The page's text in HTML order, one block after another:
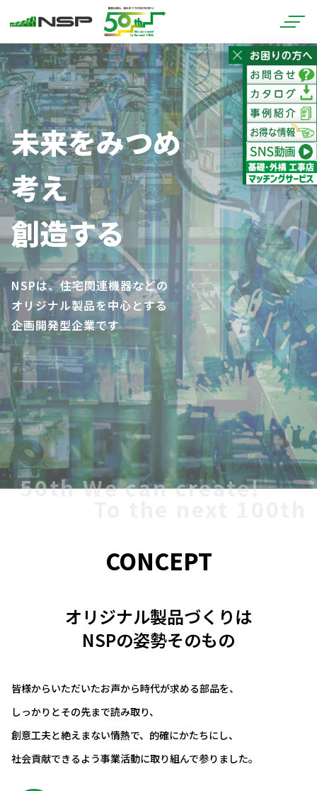
未来をみつめ
考え
創造する
NSPは、住宅関連機器などの
オリジナル製品を中心とする
企画開発型企業です
50th We can create!
CONCEPT
オリジナル製品づくりは
NSPの姿勢そのもの
皆様からいただいたお声から時代が求める部品を、
しっかりとその先まで読み取り、
創意工夫と絶えまない情熱で、的確にかたちにし、
社会貢献できるよう事業活動に取り組んで参りました。